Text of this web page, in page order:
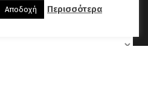
Αποδοχή Περισσότερα